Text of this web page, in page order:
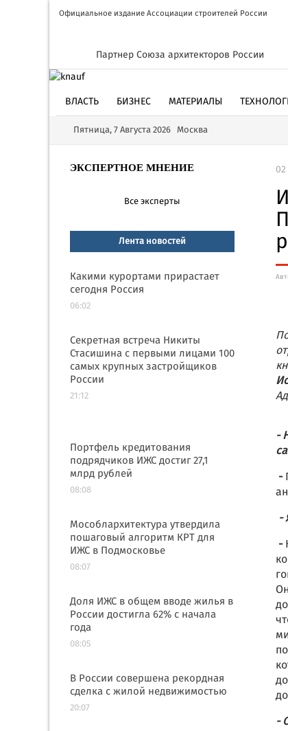
Официальное издание Ассоциации строителей России
Партнер Союза архитекторов России
ВЛАСТЬ БИЗНЕС МАТЕРИАЛЫ
Пятница, 7 Августа 2026 Москва
ЭКСПЕРТНОЕ МНЕНИЕ
Все эксперты
Лента новостей
Какими курортами прирастает
сегодня Россия
06:02
Секретная встреча Никиты
Стасишина с первыми лицами 100
самых крупных застройщиков
России
21:12
Портфель кредитования
подрядчиков ИЖС достиг 27,1
млрд рублей
08:08
Мособлархитектура утвердила
пошаговый алгоритм КРТ для
ИЖС в Подмосковье
08:07
Доля ИЖС в общем вводе жилья в
России достигла 62% с начала
года
08:05
В России совершена рекордная
сделка с жилой недвижимостью
20:07
-
-
-
-
-